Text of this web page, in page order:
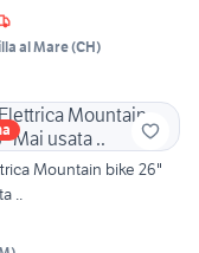
al Mare(CH)
Mountain bike 26"
..